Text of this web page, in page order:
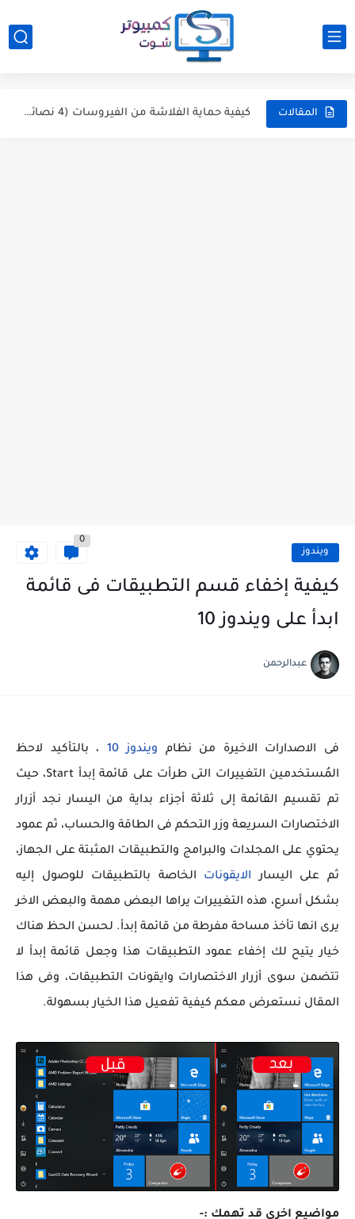
المقالات
كيفية عمل اكثر من شبكة واى فاى على نفس الراوتر
كيفية حماية الفلاشة من الفيروسات (4 نصائح مهمة جدًا)
ويندوز
0
كيفية إخفاء قسم التطبيقات فى قائمة
ابدأ على ويندوز 10
عبدالرحمن
فى الاصدارات الاخيرة من نظام ويندوز 10
، بالتأكيد لاحظ
المُستخدمين التغييرات التى طرأت على قائمة إبدأ Start، حيث
تم تقسيم القائمة إلى ثلاثة أجزاء بداية من اليسار نجد أزرار
الاختصارات السريعة وزر التحكم فى الطاقة والحساب، ثم عمود
يحتوي على المجلدات والبرامج والتطبيقات المثبتة على الجهاز،
ثم على اليسار الايقونات الخاصة بالتطبيقات للوصول إليه
بشكل أسرع، هذه التغييرات يراها البعض مهمة والبعض الاخر
يرى انها تأخذ مساحة مفرطة من قائمة إبدأ. لحسن الحظ هناك
خيار يتيح لك إخفاء عمود التطبيقات هذا وجعل قائمة إبدأ لا
تتضمن سوى أزرار الاختصارات وايقونات التطبيقات، وفى هذا
المقال نستعرض معكم كيفية تفعيل هذا الخيار بسهولة.
مواضيع اخري قد تهمك :-